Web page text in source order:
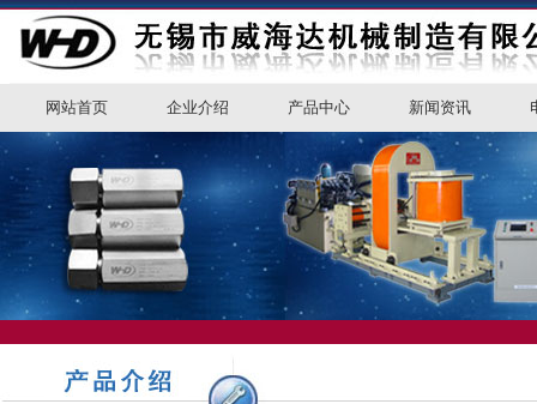
网站首页 企业介绍 产品中心 新闻资讯